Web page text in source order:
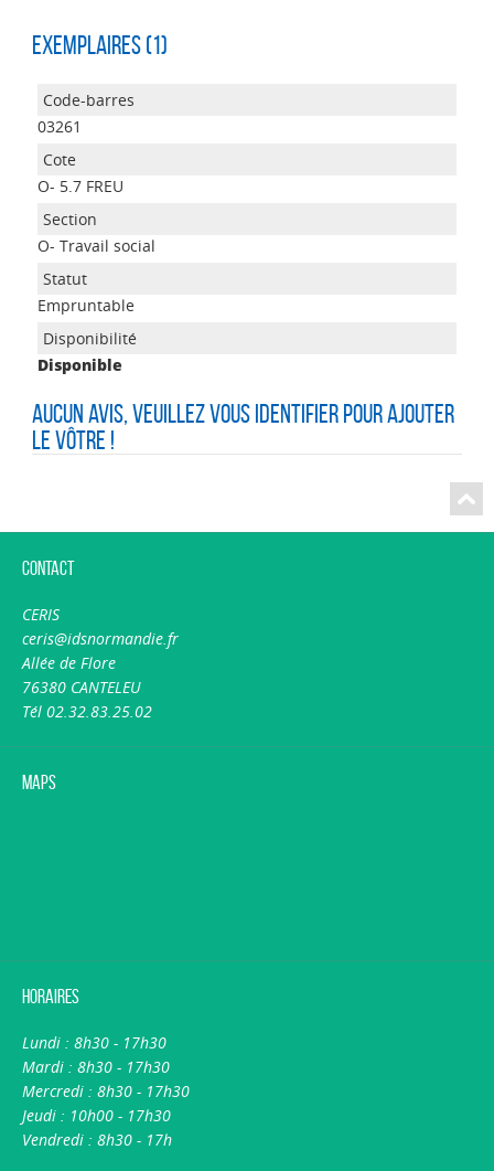
Exemplaires (1)
03261
O- 5.7 FREU
O- Travail social
Empruntable
Disponible
Aucun avis, veuillez vous identifier pour ajouter
le vôtre !
Contact
CERIS
ceris@idsnormandie.fr
Allée de Flore
76380 CANTELEU
Tél 02.32.83.25.02
Maps
Horaires
Lundi : 8h30 - 17h30
Mardi : 8h30 - 17h30
Mercredi : 8h30 - 17h30
Jeudi : 10h00 - 17h30
Vendredi : 8h30 - 17h